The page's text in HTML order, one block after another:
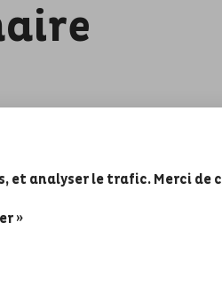
le choix de placer la
illustration : il vous permet de
analyser le trafic. Merci de
»